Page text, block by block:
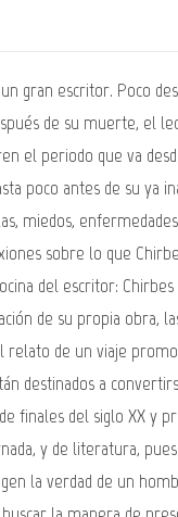
gran escritor. Poco
de su muerte, el
el periodo que va
poco antes de su ya
miedos,
sobre lo que
del escritor: Chirbes
de su propia obra,
de un viaje
destinados a
del siglo XX y
y de literatura,
la verdad de un